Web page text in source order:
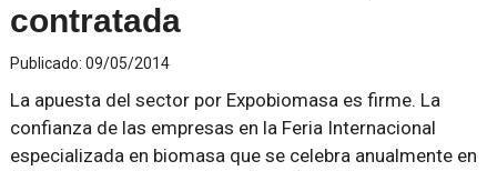
contratada
Publicado: 09/05/2014
La apuesta del sector por Expobiomasa es firme. La
confianza de las empresas en la Feria Internacional
especializada en biomasa que se celebra anualmente en